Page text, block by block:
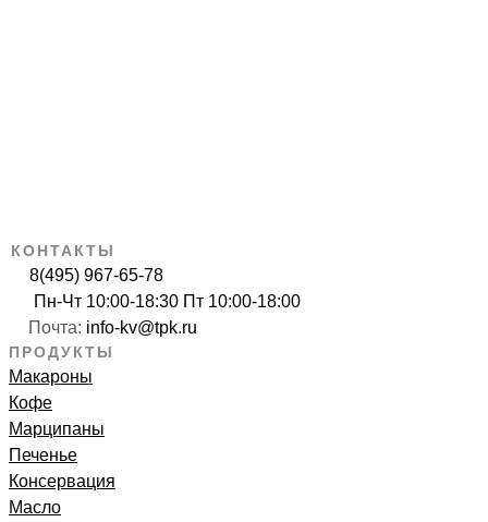
КОНТАКТЫ
8(495) 967-65-78
Пн-Чт 10:00-18:30 Пт 10:00-18:00
Почта: info-kv@tpk.ru
ПРОДУКТЫ
Макароны
Кофе
Марципаны
Печенье
Консервация
Масло